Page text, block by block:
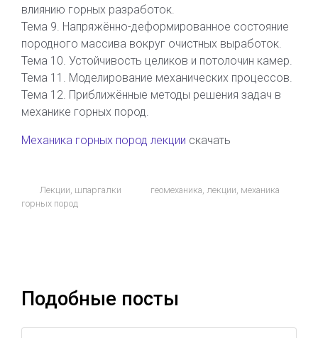
влиянию горных разработок.
Тема 9. Напряжённо-деформированное состояние
породного массива вокруг очистных выработок.
Тема 10. Устойчивость целиков и потолочин камер.
Тема 11. Моделирование механических процессов.
Тема 12. Приближённые методы решения задач в
механике горных пород.
Механика горных пород лекции скачать
Лекции, шпаргалки геомеханика,лекции, механика
горных пород
Подобные посты